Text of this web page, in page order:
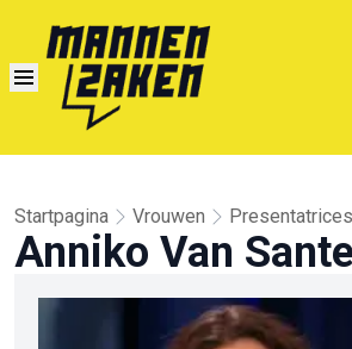
Startpagina Vrouwen Presentatrices
Anniko Van